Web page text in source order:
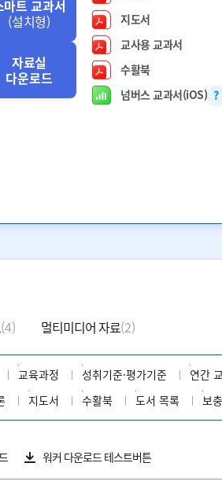
마트 교과서
(설치형)
자료실
다운로드
지도서
교사용 교과서
수활북
넘버스 교과서(iOS)
(4) 멀티미디어 자료(2)
교육과정 성취기준·평가기준 연간
지도서 수활북 도서 목록 보
워커 다운로드 테스트버튼